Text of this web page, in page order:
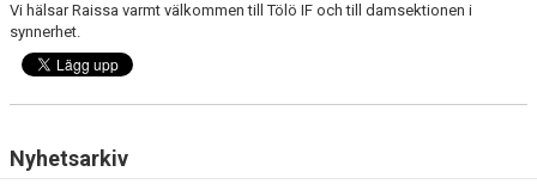
Vi hälsar Raissa varmt välkommen till Tölö IF och till damsektionen i
synnerhet.
Nyhetsarkiv